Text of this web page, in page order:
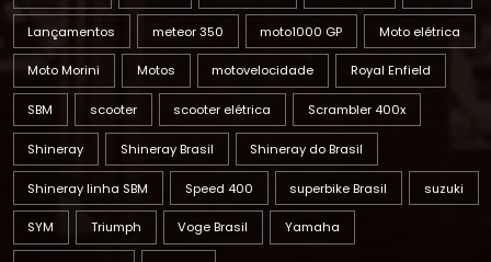
Himalayan Honda Hunter 350 Kawasaki kymco
Lançamentos meteor 350 moto1000 GP Moto elétrica
Moto Morini Motos motovelocidade Royal Enfield
SBM scooter scooter elétrica Scrambler 400x
Shineray Shineray Brasil Shineray do Brasil
Shineray linha SBM Speed 400 superbike Brasil
SYM Triumph Voge Brasil